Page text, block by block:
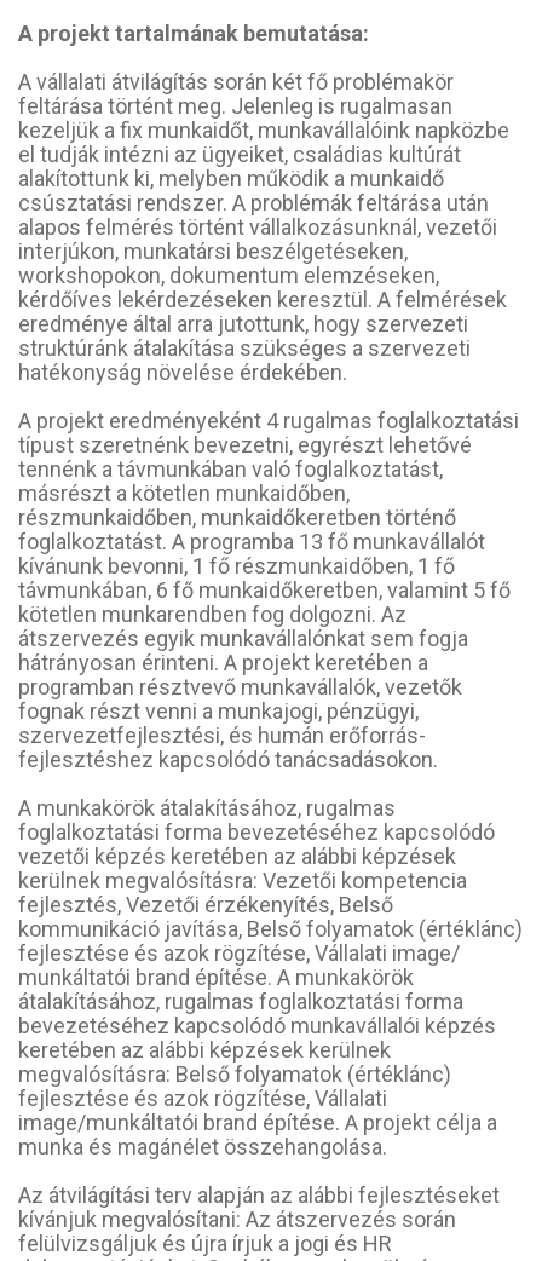
A projekt tartalmának bemutatása:
A vállalati átvilágítás során két fő problémakör
feltárása történt meg. Jelenleg is rugalmasan
kezeljük a fix munkaidőt, munkavállalóink napközbe
el tudják intézni az ügyeiket, családias kultúrát
alakítottunk ki, melyben működik a munkaidő
csúsztatási rendszer. A problémák feltárása után
alapos felmérés történt vállalkozásunknál, vezetői
interjúkon, munkatársi beszélgetéseken,
workshopokon, dokumentum elemzéseken,
kérdőíves lekérdezéseken keresztül. A felmérések
eredménye által arra jutottunk, hogy szervezeti
struktúránk átalakítása szükséges a szervezeti
hatékonyság növelése érdekében.
A projekt eredményeként 4 rugalmas foglalkoztatási
típust szeretnénk bevezetni, egyrészt lehetővé
tennénk a távmunkában való foglalkoztatást,
másrészt a kötetlen munkaidőben,
részmunkaidőben, munkaidőkeretben történő
foglalkoztatást. A programba 13 fő munkavállalót
kívánunk bevonni, 1 fő részmunkaidőben, 1 fő
távmunkában, 6 fő munkaidőkeretben, valamint 5 fő
kötetlen munkarendben fog dolgozni. Az
átszervezés egyik munkavállalónkat sem fogja
hátrányosan érinteni. A projekt keretében a
programban résztvevő munkavállalók, vezetők
fognak részt venni a munkajogi, pénzügyi,
szervezetfejlesztési, és humán erőforrás-
fejlesztéshez kapcsolódó tanácsadásokon.
A munkakörök átalakításához, rugalmas
foglalkoztatási forma bevezetéséhez kapcsolódó
vezetői képzés keretében az alábbi képzések
kerülnek megvalósításra: Vezetői kompetencia
fejlesztés, Vezetői érzékenyítés, Belső
kommunikáció javítása, Belső folyamatok (értéklánc)
fejlesztése és azok rögzítése, Vállalati image/
munkáltatói brand építése. A munkakörök
átalakításához, rugalmas foglalkoztatási forma
bevezetéséhez kapcsolódó munkavállalói képzés
keretében az alábbi képzések kerülnek
megvalósításra: Belső folyamatok (értéklánc)
fejlesztése és azok rögzítése, Vállalati
image/munkáltatói brand építése. A projekt célja a
munka és magánélet összehangolása.
Az átvilágítási terv alapján az alábbi fejlesztéseket
kívánjuk megvalósítani: Az átszervezés során
felülvizsgáljuk és újra írjuk a jogi és HR